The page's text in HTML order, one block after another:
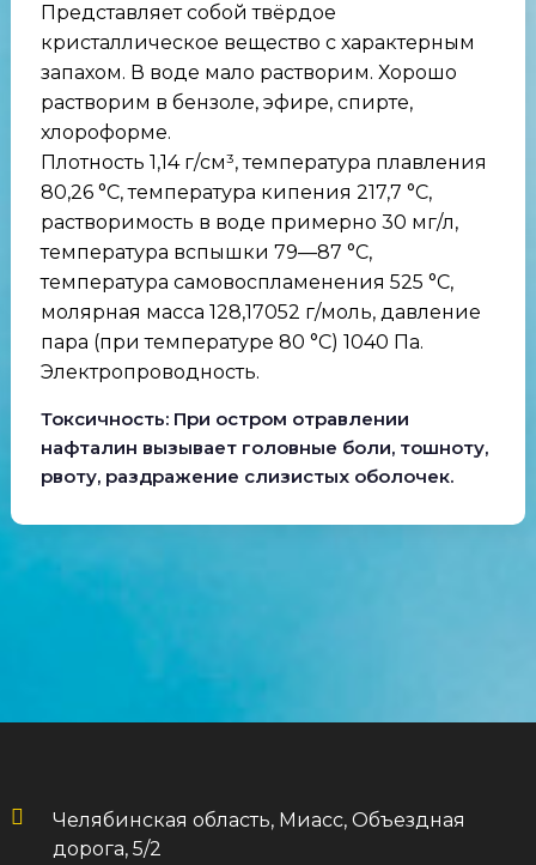
Представляет собой твёрдое
кристаллическое вещество с характерным
запахом. В воде мало растворим. Хорошо
растворим в бензоле, эфире, спирте,
хлороформе.
Плотность 1,14 г/см³, температура плавления
80,26 °C, температура кипения 217,7 °C,
растворимость в воде примерно 30 мг/л,
температура вспышки 79—87 °C,
температура самовоспламенения 525 °C,
молярная масса 128,17052 г/моль, давление
пара (при температуре 80 °C) 1040 Па.
Электропроводность.
Токсичность: При остром отравлении
нафталин вызывает головные боли, тошноту,
рвоту, раздражение слизистых оболочек.
Челябинская область, Миасс, Объездная
дорога, 5/2